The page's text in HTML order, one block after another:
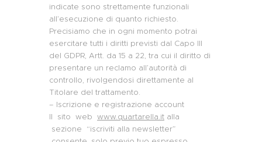
indicate sono strettamente funzionali
all’esecuzione di quanto richiesto.
Precisiamo che in ogni momento potrai
esercitare tutti i diritti previsti dal Capo III
del GDPR, Artt. da 15 a 22, tra cui il diritto di
presentare un reclamo all’autorità di
controllo, rivolgendosi direttamente al
Titolare del trattamento.
– Iscrizione e registrazione account
Il sito web www.quartarella.it alla
sezione “iscriviti alla newsletter”